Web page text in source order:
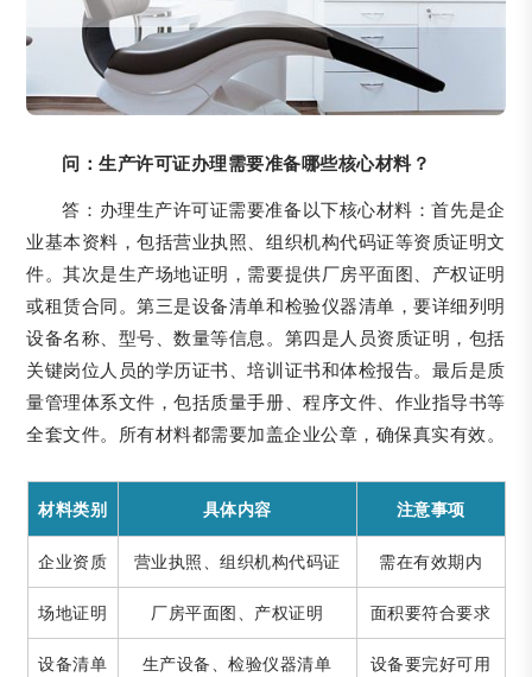
问：生产许可证办理需要准备哪些核心材料？
答：办理生产许可证需要准备以下核心材料：首先是企
业基本资料，包括营业执照、组织机构代码证等资质证明文
件。其次是生产场地证明，需要提供厂房平面图、产权证明
或租赁合同。第三是设备清单和检验仪器清单，要详细列明
设备名称、型号、数量等信息。第四是人员资质证明，包括
关键岗位人员的学历证书、培训证书和体检报告。最后是质
量管理体系文件，包括质量手册、程序文件、作业指导书等
全套文件。所有材料都需要加盖企业公章，确保真实有效。
材料类别 具体内容 注意事项
企业资质 营业执照、组织机构代码证 需在有效期内
场地证明 厂房平面图、产权证明 面积要符合要求
设备清单 生产设备、检验仪器清单 设备要完好可用